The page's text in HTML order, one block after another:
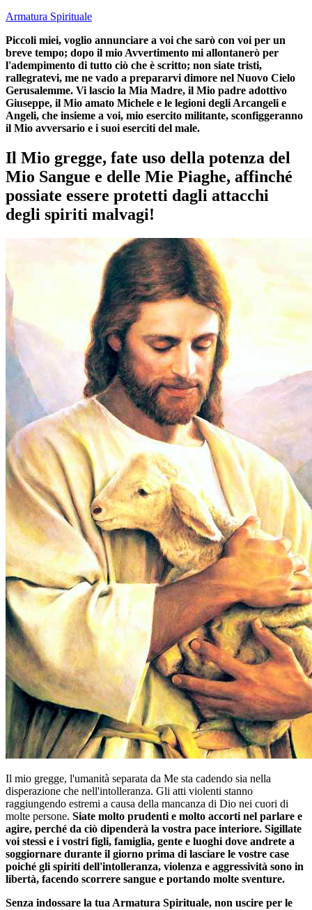
Armatura Spirituale
Piccoli miei, voglio annunciare a voi che sarò con voi per un
breve tempo; dopo il mio Avvertimento mi allontanerò per
l'adempimento di tutto ciò che è scritto; non siate tristi,
rallegratevi, me ne vado a prepararvi dimore nel Nuovo Cielo
Gerusalemme. Vi lascio la Mia Madre, il Mio padre adottivo
Giuseppe, il Mio amato Michele e le legioni degli Arcangeli e
Angeli, che insieme a voi, mio esercito militante, sconfiggeranno
il Mio avversario e i suoi eserciti del male.
Il Mio gregge, fate uso della potenza del
Mio Sangue e delle Mie Piaghe, affinché
possiate essere protetti dagli attacchi
degli spiriti malvagi!
Il mio gregge, l'umanità separata da Me sta cadendo sia nella
disperazione che nell'intolleranza. Gli atti violenti stanno
raggiungendo estremi a causa della mancanza di Dio nei cuori di
molte persone. Siate molto prudenti e molto accorti nel parlare e
agire, perché da ciò dipenderà la vostra pace interiore. Sigillate
voi stessi e i vostri figli, famiglia, gente e luoghi dove andrete a
soggiornare durante il giorno prima di lasciare le vostre case
poiché gli spiriti dell'intolleranza, violenza e aggressività sono in
libertà, facendo scorrere sangue e portando molte sventure.
Senza indossare la tua Armatura Spirituale, non uscire per le